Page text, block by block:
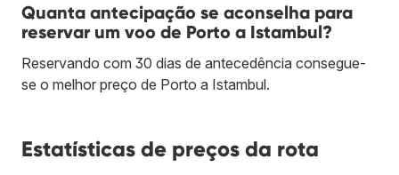
Quanta antecipação se aconselha para
reservar um voo de Porto a Istambul?
Reservando com 30 dias de antecedência consegue-
se o melhor preço de Porto a Istambul.
Estatísticas de preços da rota